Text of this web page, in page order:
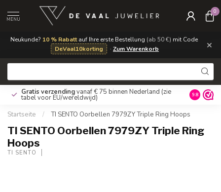
Neukunde? 10 % Rabattauf Ihre erste Bestellung (ab 50 €) mit Code
DeVaal10korting
· Zum Warenkorb ×
MENU
0
Gratis verzendingvanaf € 75 binnen Nederland (zie
tabel voor EU/wereldwijd) 9.8
Startseite / TI SENTO Oorbellen 7979ZY Triple Ring Hoops
TI SENTO Oorbellen 7979ZY Triple Ring
Hoops
TI SENTO